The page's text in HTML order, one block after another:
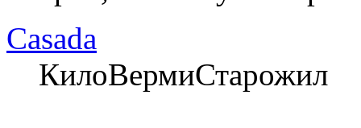
Casada
КилоВермиСтарожил